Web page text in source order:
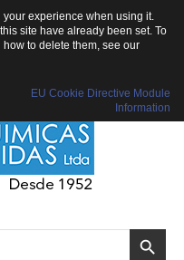
experience when using it.
site have already been set. To
to delete them, see our